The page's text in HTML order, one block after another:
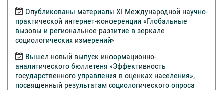
Опубликованы материалы XI Международной научно-
практической интернет-конференции «Глобальные
вызовы и региональное развитие в зеркале
социологических измерений»
Вышел новый выпуск информационно-
аналитического бюллетеня «Эффективность
государственного управления в оценках населения»,
посвященный результатам социологического опроса